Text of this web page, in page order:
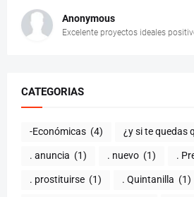
Anonymous
Excelente proyectos ideales
CATEGORIAS
-Económicas (4) ¿y si te quedas
. anuncia (1) . nuevo (1) .
. prostituirse (1) . Quintanilla (1)